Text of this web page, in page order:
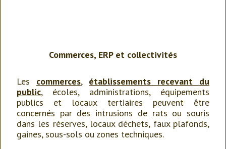
Commerces, ERP et collectivités
Les commerces, établissements recevant du
public, écoles, administrations, équipements
publics et locaux tertiaires peuvent être
concernés par des intrusions de rats ou souris
dans les réserves, locaux déchets, faux plafonds,
gaines, sous-sols ou zones techniques.